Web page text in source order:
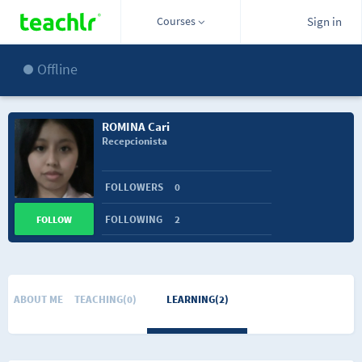
Courses Sign in
Offline
ROMINA Cari
Recepcionista
FOLLOWERS 0
FOLLOWING 2
FOLLOW
ABOUT ME TEACHING(0) LEARNING(2)